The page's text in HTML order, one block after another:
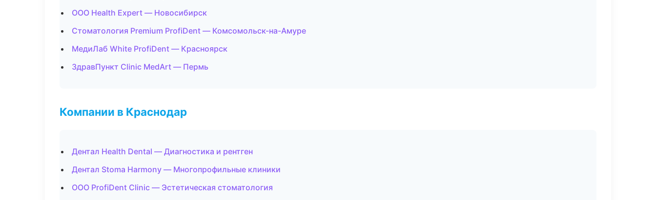
ООО Health Expert — Новосибирск
Стоматология Premium ProfiDent — Комсомольск-на-Амуре
МедиЛаб White ProfiDent — Красноярск
ЗдравПункт Clinic MedArt — Пермь
Компании в Краснодар
Дентал Health Dental — Диагностика и рентген
Дентал Stoma Harmony — Многопрофильные клиники
ООО ProfiDent Clinic — Эстетическая стоматология